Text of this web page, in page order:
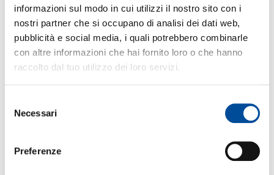
informazioni sul modo in cui utilizzi il nostro sito con i
nostri partner che si occupano di analisi dei dati web,
pubblicità e social media, i quali potrebbero combinarle
con altre informazioni che hai fornito loro o che hanno
raccolto dal tuo utilizzo dei loro servizi.
delNecessari
Preferenze
Dopo la positiva esperienza dello scorso anno il
condivisione.
progettate le 3 giornate formative che
coinvolgono oltre 140 colleghi e colleghe tra